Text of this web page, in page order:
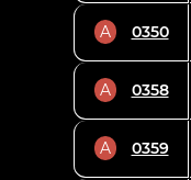
A 0350
A 0358
A 0359